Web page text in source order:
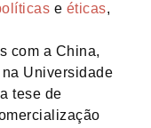
e éticas,
com a China,
Universidade
tese de